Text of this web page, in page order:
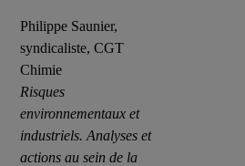
Philippe Saunier,
syndicaliste, CGT
Chimie
Risques
environnementaux et
industriels. Analyses et
actions au sein de la